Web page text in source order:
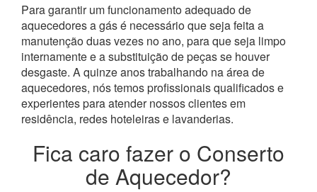
Para garantir um funcionamento adequado de
aquecedores a gás é necessário que seja feita a
manutenção duas vezes no ano, para que seja limpo
internamente e a substituição de peças se houver
desgaste. A quinze anos trabalhando na área de
aquecedores, nós temos profissionais qualificados e
experientes para atender nossos clientes em
residência, redes hoteleiras e lavanderias.
Fica caro fazer o Conserto
de Aquecedor?